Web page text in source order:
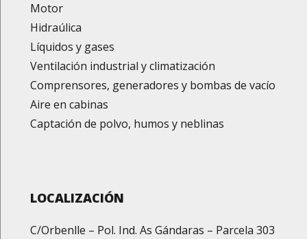
Motor
Hidraúlica
Líquidos y gases
Ventilación industrial y climatización
Comprensores, generadores y bombas de vacío
Aire en cabinas
Captación de polvo, humos y neblinas
LOCALIZACIÓN
C/Orbenlle – Pol. Ind. As Gándaras – Parcela 303